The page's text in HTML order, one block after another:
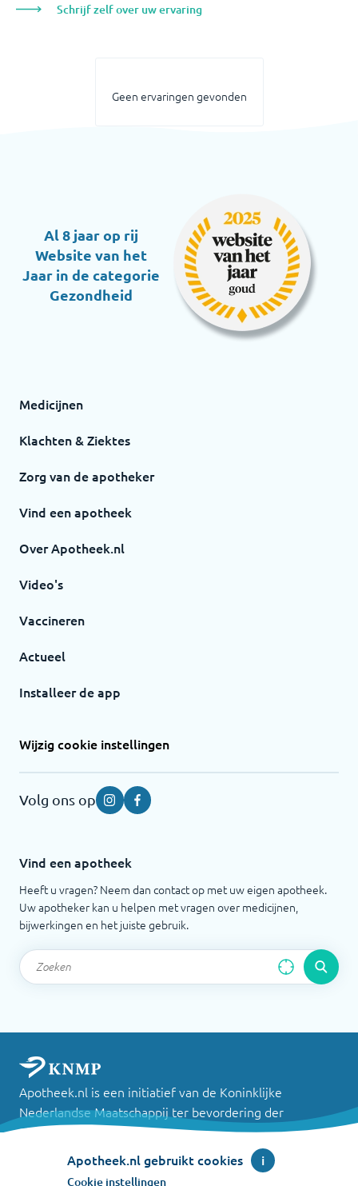
Schrijf zelf over uw ervaring
Geen ervaringen gevonden
Al 8 jaar op rij
Website van het
Jaar in de categorie
Gezondheid
Medicijnen
Klachten & Ziektes
Zorg van de apotheker
Vind een apotheek
Over Apotheek.nl
Video's
Vaccineren
Actueel
Installeer de app
Wijzig cookie instellingen
Volg ons op InstagramFacebook
Vind een apotheek
Heeft u vragen? Neem dan contact op met uw eigen apotheek.
Uw apotheker kan u helpen met vragen over medicijnen,
bijwerkingen en het juiste gebruik.
Apotheek.nl is een initiatief van de Koninklijke
Nederlandse Maatschappij ter bevordering der
Pharmacie
Apotheek.nl gebruikt cookies i
Cookie instellingen